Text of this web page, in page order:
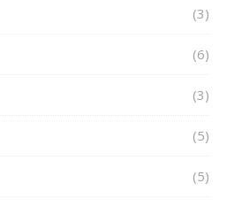
(3)
(6)
(3)
(5)
(5)